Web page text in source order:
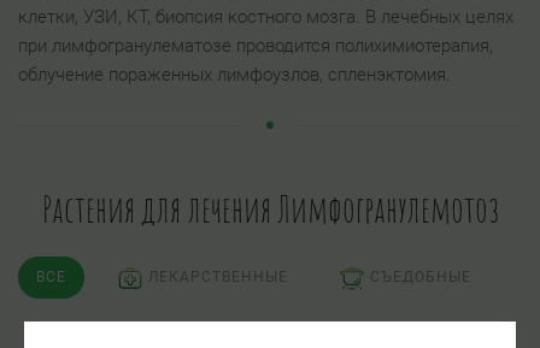
клетки, УЗИ, КТ, биопсия костного мозга. В лечебных целях
при лимфогранулематозе проводится полихимиотерапия,
облучение пораженных лимфоузлов, спленэктомия.
Растения для лечения Лимфогранулемотоз
ВСЕ ЛЕКАРСТВЕННЫЕ СЪЕДОБНЫЕ